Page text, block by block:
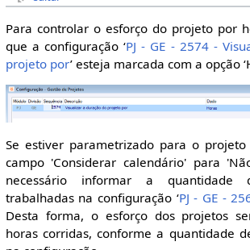
Para controlar o esforço do projeto por
que a configuração ‘PJ - GE - 2574 -
projeto por’ esteja marcada com a opção
Se estiver parametrizado para o projeto
campo 'Considerar calendário' para
necessário informar a
trabalhadas na configuração ‘PJ - GE -
Desta forma, o esforço dos projetos
horas corridas, conforme a quantidade